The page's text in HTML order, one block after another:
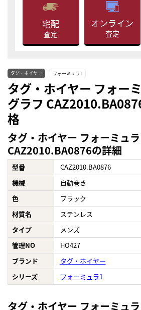
宅配
査定
オンライン
査定
タグ・ホイヤー フォーミュラ1
タグ・ホイヤー フォー
グラフ
格
タグ・ホイヤー フォーミュ
CAZ2010.BA0876の詳細
型番
CAZ2010.BA0876
機械
自動巻き
色
ブラック
材質名
ステンレス
タイプ
メンズ
管理NO
HO427
ブランド
タグ・ホイヤー
シリーズ
フォーミュラ1
タグ・ホイヤー フォーミュ